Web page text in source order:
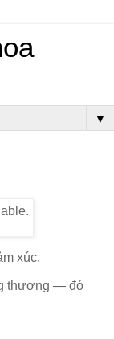
▼
xúc.
thương — đó